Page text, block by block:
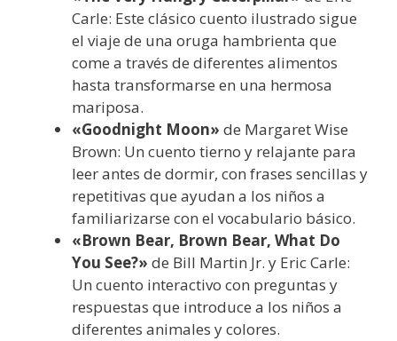
Carle: Este clásico cuento ilustrado sigue
el viaje de una oruga hambrienta que
come a través de diferentes alimentos
hasta transformarse en una hermosa
mariposa.
«Goodnight Moon» de Margaret Wise
Brown: Un cuento tierno y relajante para
leer antes de dormir, con frases sencillas y
repetitivas que ayudan a los niños a
familiarizarse con el vocabulario básico.
«Brown Bear, Brown Bear, What Do
You See?» de Bill Martin Jr. y Eric Carle:
Un cuento interactivo con preguntas y
respuestas que introduce a los niños a
diferentes animales y colores.